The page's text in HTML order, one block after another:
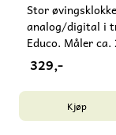
Stor øvingsklokke
analog/digital i
Educo. Måler ca. 28x28
cm. Passer fra 5 år.
Inneholder små
ikke gis til barn
Produsert i Kina i
sertifisert tre og
329,-
Kjøp